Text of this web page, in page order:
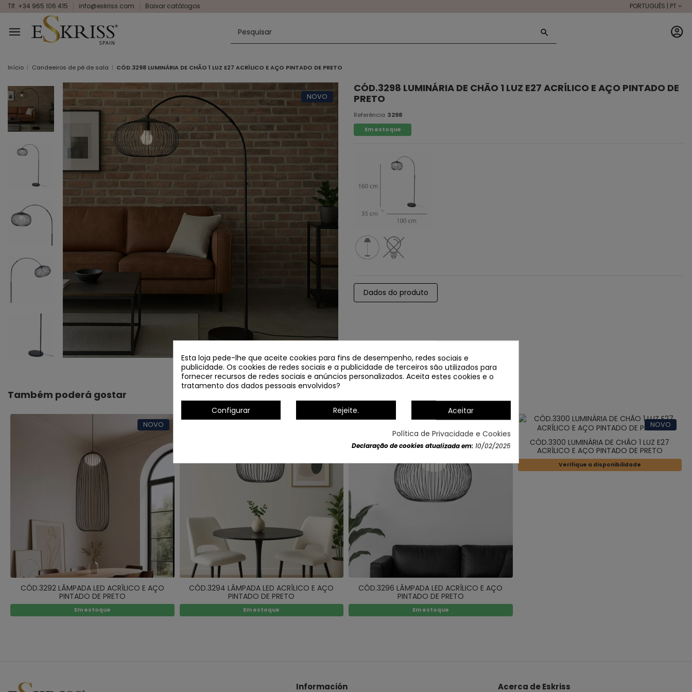
Tlf. +34 965 106 415 info@eskriss.com Baixar catálogos PORTUGUÊS | PT
Início Candeeiros de pé de sala CÓD.3298 LUMINÁRIA DE CHÃO 1 LUZ E27 ACRÍLICO E AÇO PINTADO DE PRETO
NOVO
CÓD.3298 LUMINÁRIA DE CHÃO 1 LUZ E27 ACRÍLICO E AÇO PINTADO DE
PRETO
Referência 3298
Em estoque
Dados do produto
Também poderá gostar
NOVO
CÓD.3292 LÂMPADA LED ACRÍLICO E AÇO
PINTADO DE PRETO
Em estoque
CÓD.3294 LÂMPADA LED ACRÍLICO E AÇO
PINTADO DE PRETO
Em estoque
CÓD.3296 LÂMPADA LED ACRÍLICO E AÇO
PINTADO DE PRETO
Em estoque
NOVO
CÓD.3300 LUMINÁRIA DE CHÃO 1 LUZ E27
ACRÍLICO E AÇO PINTADO DE PRETO
Verifique a disponibilidade
Información Acerca de Eskriss
Esta loja pede-lhe que aceite cookies para fins de desempenho, redes sociais e
publicidade. Os cookies de redes sociais e a publicidade de terceiros são utilizados para
fornecer recursos de redes sociais e anúncios personalizados. Aceita estes cookies e o
tratamento dos dados pessoais envolvidos?
Configurar Rejeite. Aceitar
Política de Privacidade e Cookies
Declaração de cookies atualizada em: 10/02/2025